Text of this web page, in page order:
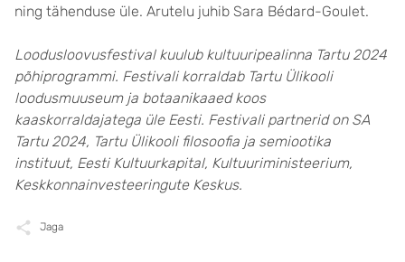
ning tähenduse üle. Arutelu juhib Sara Bédard-Goulet.
Loodusloovusfestival kuulub kultuuripealinna Tartu 2024
põhiprogrammi. Festivali korraldab Tartu Ülikooli
loodusmuuseum ja botaanikaaed koos
kaaskorraldajatega üle Eesti. Festivali partnerid on SA
Tartu 2024, Tartu Ülikooli filosoofia ja semiootika
instituut, Eesti Kultuurkapital, Kultuuriministeerium,
Keskkonnainvesteeringute Keskus.
Jaga